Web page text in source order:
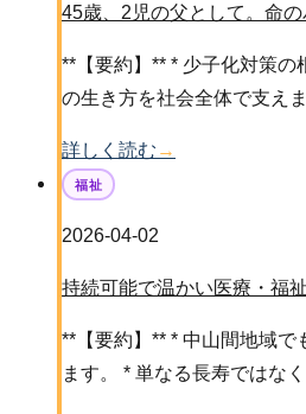
45歳、2児の父として。命
**【要約】** * 少子化対策
の生き方を社会全体で支え
詳しく読む →
福祉
2026-04-02
持続可能で温かい医療・福
**【要約】** * 中山間地域
ます。 * 単なる長寿ではな